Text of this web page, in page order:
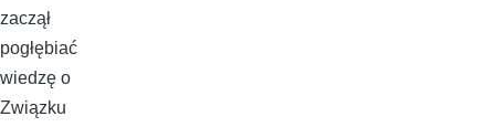
zaczął
pogłębiać
wiedzę o
Związku